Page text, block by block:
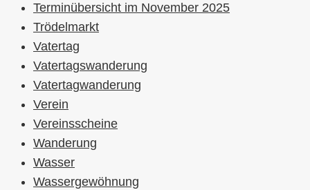
Terminübersicht im November 2025
Trödelmarkt
Vatertag
Vatertagswanderung
Vatertagwanderung
Verein
Vereinsscheine
Wanderung
Wasser
Wassergewöhnung